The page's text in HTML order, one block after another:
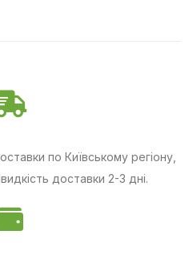
по Київському регіону,
доставки 2-3 дні.